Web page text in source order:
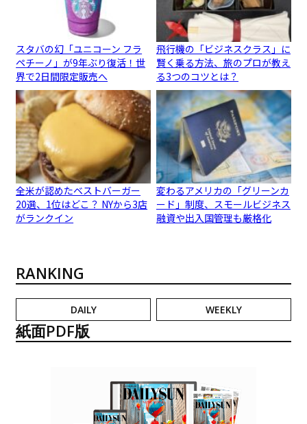
スタバの幻「ユニコーン フラ
ペチーノ」が9年ぶり復活！世
界で2日間限定販売へ
飛行機の「ビジネスクラス」に
賢く乗る方法、旅のプロが教え
る3つのコツとは？
全米が認めたベストバーガー
20選、1位はどこ？ NYから3店
がランクイン
変わるアメリカの「グリーンカ
ード」制度、スモールビジネス
融資や出入国管理も厳格化
RANKING
DAILY WEEKLY
紙面PDF版